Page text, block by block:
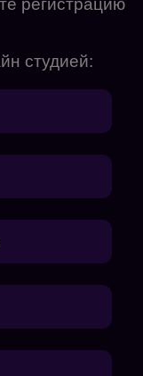
регистрацию
студией: